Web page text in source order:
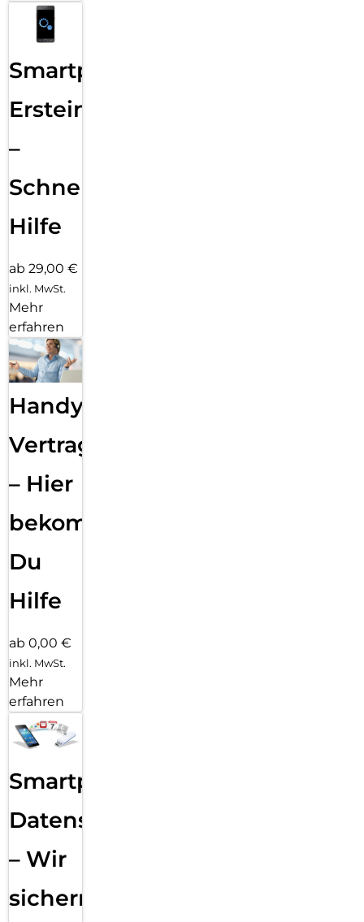
Smartphone
Ersteinrichtung
–
Schnelle
Hilfe
ab 29,00 €
inkl. MwSt.
Mehr
erfahren
Handy
Vertragsabwicklung
– Hier
bekommst
Du
Hilfe
ab 0,00 €
inkl. MwSt.
Mehr
erfahren
Smartphone
Datensicherung
– Wir
sichern